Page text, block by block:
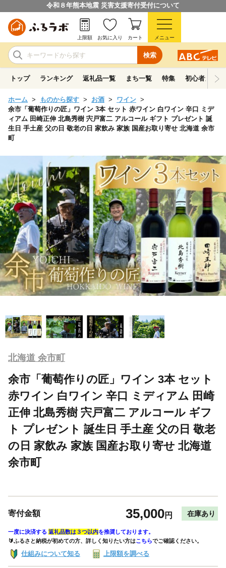
令和８年熊本地震 災害支援寄付受付について
検索
上限額 お気に入り カート メニュー
トップ ランキング 返礼品一覧 まち一覧 特集 初心者ガイド
ホーム ものから探す お酒
ワイン
余市「葡萄作りの匠」ワイン 3本 セット 赤ワイン 白ワイン 辛口 ミデ
ィアム 田崎正伸 北島秀樹 宍戸富二 アルコール ギフト プレゼント 誕
生日 手土産 父の日 敬老の日 家飲み 家族 国産お取り寄せ 北海道 余市
町
北海道 余市町
余市「葡萄作りの匠」ワイン 3本 セット
赤ワイン 白ワイン 辛口 ミディアム 田崎
正伸 北島秀樹 宍戸富二 アルコール ギフ
ト プレゼント 誕生日 手土産 父の日 敬老
の日 家飲み 家族 国産お取り寄せ 北海道
余市町
寄付金額 35,000円 在庫あり
一度に決済する 返礼品数は３つ以内を推奨しております。
🔰ふるさと納税が初めての方、詳しく知りたい方はこちらでご確認ください。
仕組みについて知る 上限額を調べる